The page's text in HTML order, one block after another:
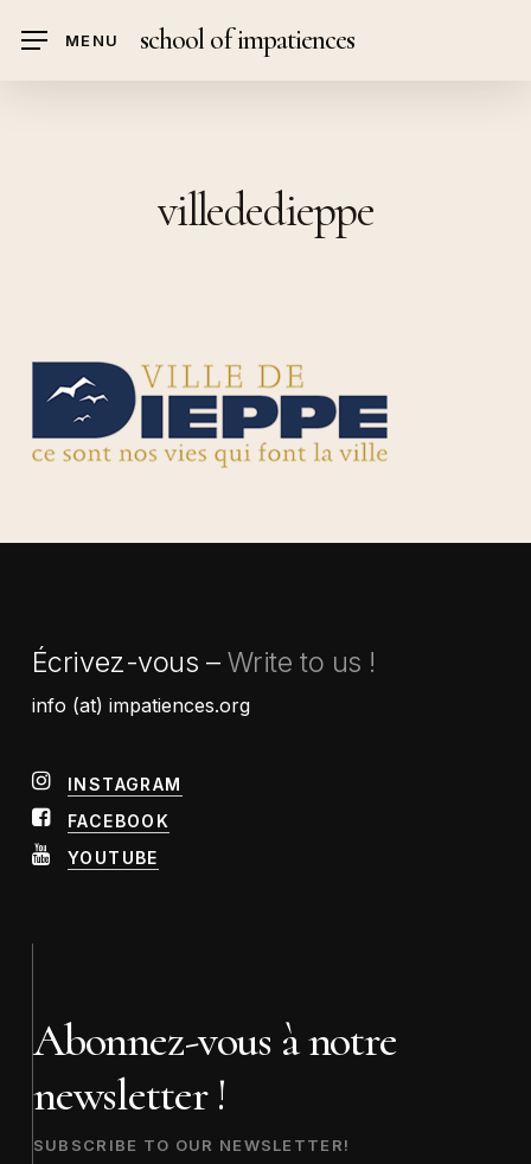
MENU school of impatiences
villededieppe
Écrivez-vous – Write to us !
info (at) impatiences.org
INSTAGRAM
FACEBOOK
YOUTUBE
Abonnez-vous à notre
newsletter !
SUBSCRIBE TO OUR NEWSLETTER!